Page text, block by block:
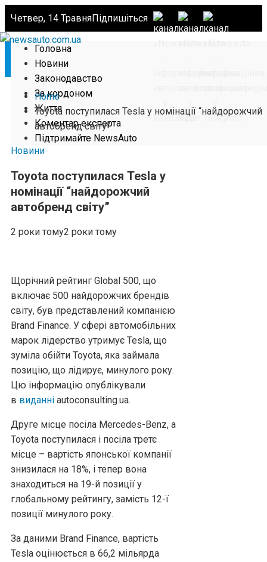
Четвер, 14 ТравняПідпишіться
Головна
Новини
Законодавство
За кордоном
Життя
Коментар експерта
Підтримайте NewsAuto
Home
Toyota поступилася Tesla у номінації “найдорожчий
автобренд світу”
Новини
Toyota поступилася Tesla у
номінації “найдорожчий
автобренд світу”
2 роки тому2 роки тому
Щорічний рейтинг Global 500, що
включає 500 найдорожчих брендів
світу, був представлений компанією
Brand Finance. У сфері автомобільних
марок лідерство утримує Tesla, що
зуміла обійти Toyota, яка займала
позицію, що лідирує, минулого року.
Цю інформацію опублікували
в виданні autoconsulting.ua.
Друге місце посіла Mercedes-Benz, а
Toyota поступилася і посіла третє
місце – вартість японської компанії
знизилася на 18%, і тепер вона
знаходиться на 19-й позиції у
глобальному рейтингу, замість 12-ї
позиції минулого року.
За даними Brand Finance, вартість
Tesla оцінюється в 66,2 мільярда